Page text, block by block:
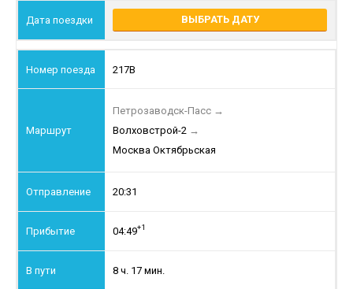
ВЫБРАТЬ ДАТУ
217В
Петрозаводск-Пасс →
Волховстрой-2 →
Москва Октябрьская
20:31
04:49+1
8 ч. 17 мин.